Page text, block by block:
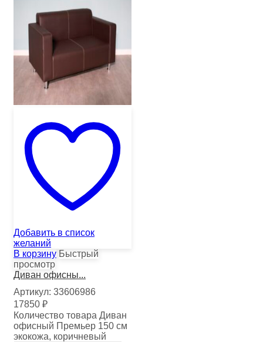
Добавить в список
желаний
В корзину Быстрый
просмотр
Диван офисны...
Артикул: 33606986
17850 ₽
Количество товара Диван
офисный Премьер 150 см
экокожа, коричневый